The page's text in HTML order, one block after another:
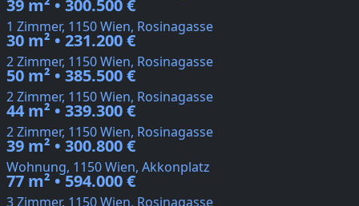
39 m² • 300.500 €
1 Zimmer, 1150 Wien, Rosinagasse
30 m² • 231.200 €
2 Zimmer, 1150 Wien, Rosinagasse
50 m² • 385.500 €
2 Zimmer, 1150 Wien, Rosinagasse
44 m² • 339.300 €
2 Zimmer, 1150 Wien, Rosinagasse
39 m² • 300.800 €
Wohnung, 1150 Wien, Akkonplatz
77 m² • 594.000 €
3 Zimmer, 1150 Wien, Rosinagasse